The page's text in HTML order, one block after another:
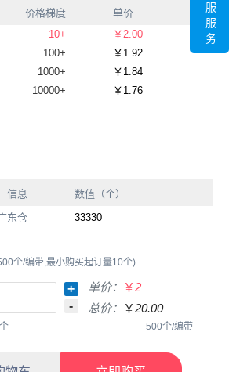
价格梯度
单价
10+
￥2.00
100+
￥1.92
1000+
￥1.84
10000+
￥1.76
信息
数值（个）
东仓
33330
个/编带,最小购买起订量10个)
+
-
单价： ￥2
总价：
￥20.00
500个/编带
服
服
务